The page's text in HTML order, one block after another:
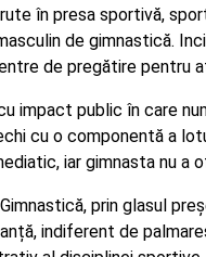
în presa sportivă,
de gimnastică.
de pregătire pentru
impact public în care
cu o componentă a
iar gimnasta nu a
prin glasul
indiferent de